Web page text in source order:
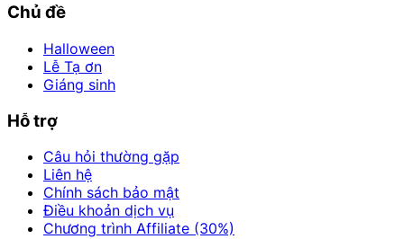
Chủ đề
Halloween
Lễ Tạ ơn
Giáng sinh
Hỗ trợ
Câu hỏi thường gặp
Liên hệ
Chính sách bảo mật
Điều khoản dịch vụ
Chương trình Affiliate (30%)